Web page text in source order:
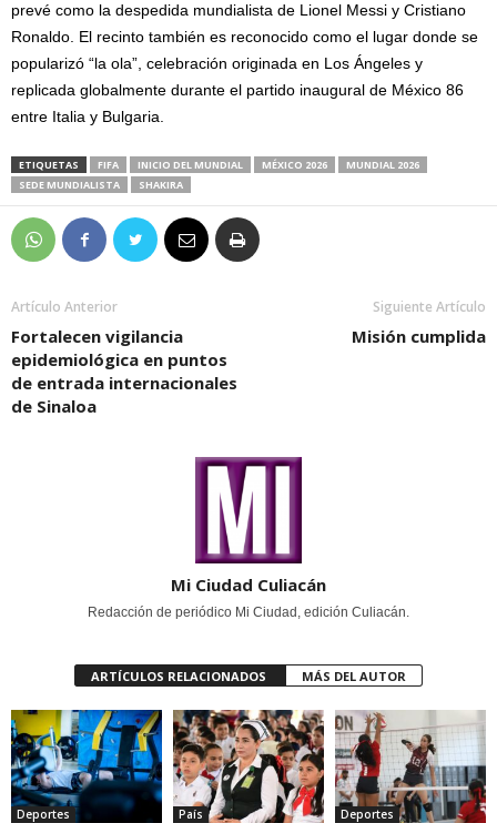
prevé como la despedida mundialista de Lionel Messi y Cristiano
Ronaldo. El recinto también es reconocido como el lugar donde se
popularizó “la ola”, celebración originada en Los Ángeles y
replicada globalmente durante el partido inaugural de México 86
entre Italia y Bulgaria.
ETIQUETAS FIFA INICIO DEL MUNDIAL MÉXICO 2026
MUNDIAL 2026
SEDE MUNDIALISTA
SHAKIRA
Artículo Anterior
Fortalecen vigilancia
epidemiológica en puntos
de entrada internacionales
de Sinaloa
Siguiente Artículo
Misión cumplida
Mi Ciudad Culiacán
Redacción de periódico Mi Ciudad, edición Culiacán.
ARTÍCULOS RELACIONADOS MÁS DEL AUTOR
Deportes País Deportes